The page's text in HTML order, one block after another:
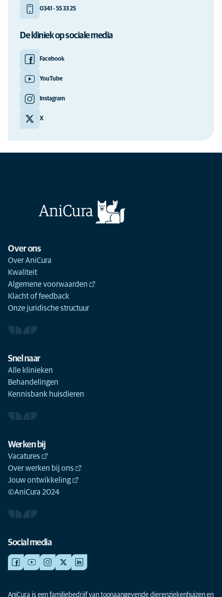
0341 - 55 33 25
De kliniek op sociale media
Facebook
YouTube
Instagram
X
Over ons
Over AniCura
Kwaliteit
Algemene voorwaarden
Klacht of feedback
Onze juridische structuur
Snel naar
Alle klinieken
Behandelingen
Kennisbank huisdieren
Werken bij
Vacatures
Over werken bij ons
Jouw ontwikkeling
©AniCura 2024
Social media
AniCura is een familiebedrijf van toonaangevende dierenziekenhuizen en